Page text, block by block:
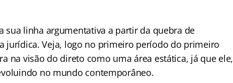
sua linha argumentativa a partir da quebra de
jurídica. Veja, logo no primeiro período do primeiro
na visão do direto como uma área estática, já que ele,
no mundo contemporâneo.